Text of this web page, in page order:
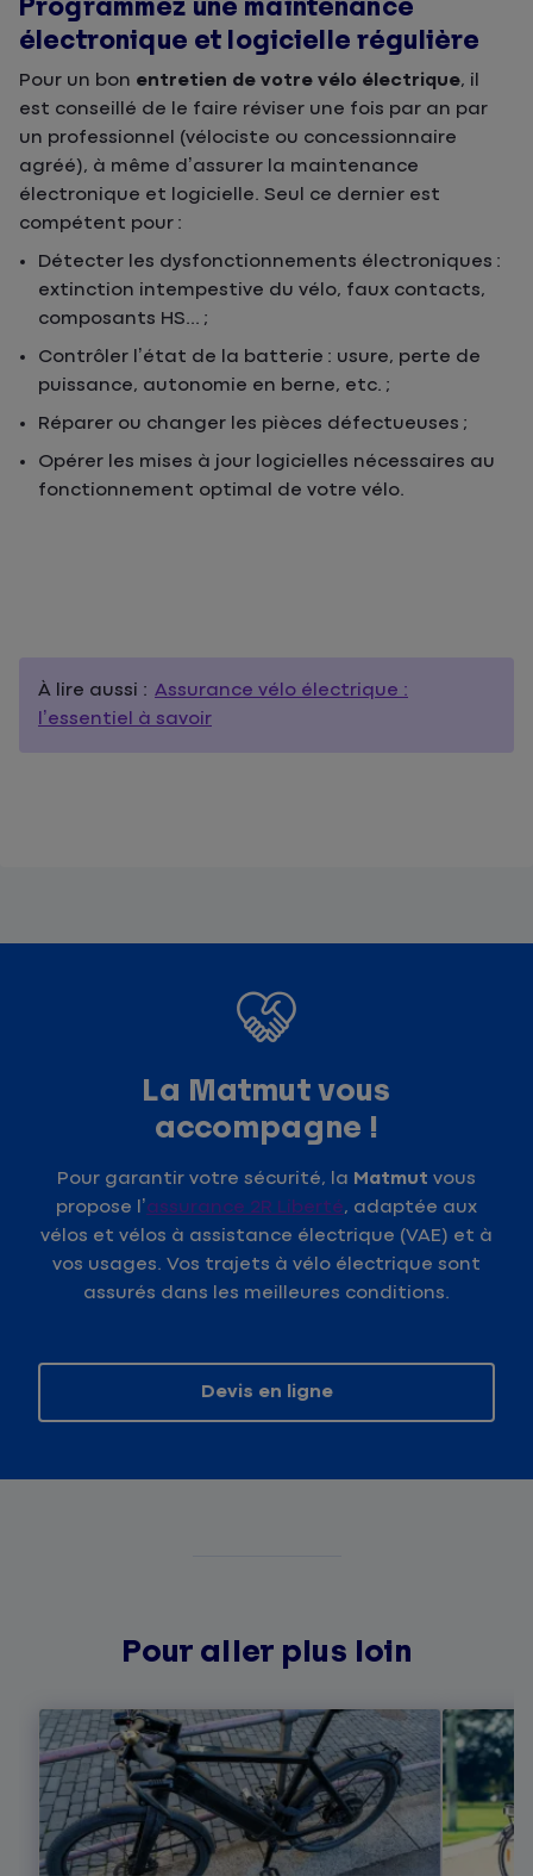
Programmez une maintenance
électronique et logicielle régulière
Pour un bon entretien de votre vélo électrique, il
est conseillé de le faire réviser une fois par an par
un professionnel (vélociste ou concessionnaire
agréé), à même d’assurer la maintenance
électronique et logicielle. Seul ce dernier est
compétent pour :
Détecter les dysfonctionnements électroniques :
extinction intempestive du vélo, faux contacts,
composants HS... ;
Contrôler l’état de la batterie : usure, perte de
puissance, autonomie en berne, etc. ;
Réparer ou changer les pièces défectueuses ;
Opérer les mises à jour logicielles nécessaires au
fonctionnement optimal de votre vélo.
À lire aussi : Assurance vélo électrique :
l’essentiel à savoir
La Matmut vous
accompagne !
Pour garantir votre sécurité, la Matmut vous
propose l’assurance 2R Liberté, adaptée aux
vélos et vélos à assistance électrique (VAE) et à
vos usages. Vos trajets à vélo électrique sont
assurés dans les meilleures conditions.
Devis en ligne
Pour aller plus loin